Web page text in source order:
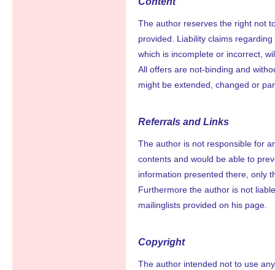
The author reserves the right not
provided. Liability claims
which is incomplete or incorrect,
All offers are not-binding and
might be extended, changed or
Referrals and Links
The author is not responsible for
contents and would be able to
information presented there, only
Furthermore the author is not
mailinglists provided on his page.
Copyright
The author intended not to use